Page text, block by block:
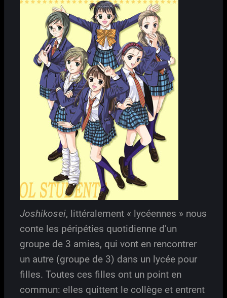
Joshikosei, littéralement « lycéennes » nous
conte les péripéties quotidienne d’un
groupe de 3 amies, qui vont en rencontrer
un autre (groupe de 3) dans un lycée pour
filles. Toutes ces filles ont un point en
commun: elles quittent le collège et entrent